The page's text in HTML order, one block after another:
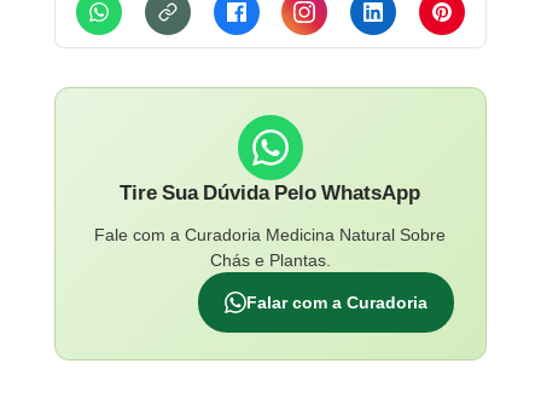
Tire Sua Dúvida Pelo WhatsApp
Fale com a Curadoria Medicina Natural Sobre
Chás e Plantas.
Falar com a Curadoria